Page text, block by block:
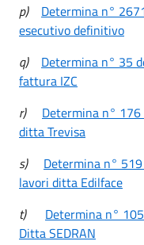
p)
Determina n°
esecutivo definitivo
q)
Determina n° 35
fattura IZC
r)
Determina n°
ditta Trevisa
s)
Determina n°
lavori ditta Edilface
t)
Determina n°
Ditta SEDRAN